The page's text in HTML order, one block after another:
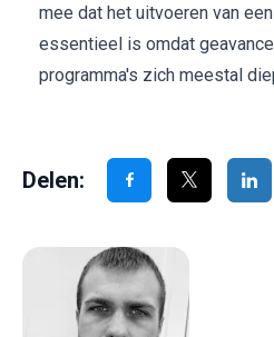
mee dat het uitvoeren van
essentieel is omdat
programma's zich meestal
Delen: